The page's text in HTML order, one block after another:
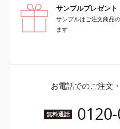
サンプルプレゼント
サンプルはご注文商品
ます
お電話でのご注文
無料通話